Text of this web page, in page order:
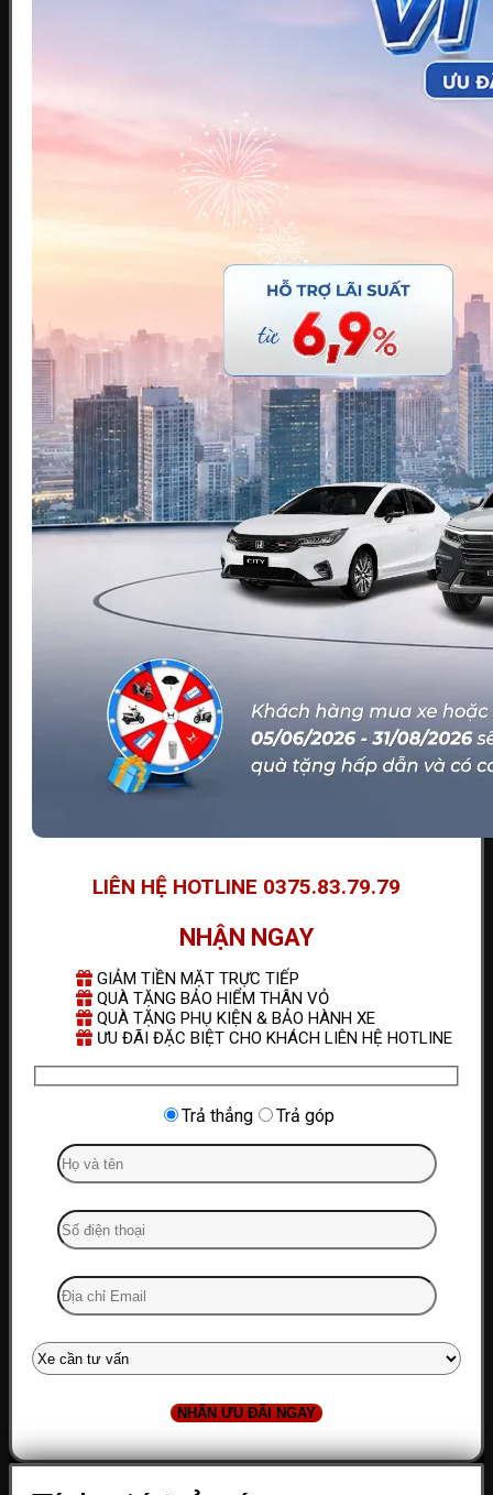
LIÊN HỆ HOTLINE 0375.83.79.79
NHẬN NGAY
GIẢM TIỀN MẶT TRỰC TIẾP
QUÀ TẶNG BẢO HIỂM THÂN VỎ
QUÀ TẶNG PHỤ KIỆN & BẢO HÀNH XE
ƯU ĐÃI ĐẶC BIỆT CHO KHÁCH LIÊN HỆ HOTLINE
Trả thẳng Trả góp